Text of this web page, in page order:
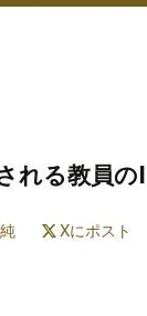
れる教員の
Xにポスト